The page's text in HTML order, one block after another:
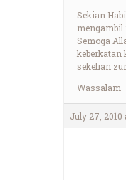
Sekian
mengambil
Semoga
keberkatan
sekelian
Wassalam
July 27, 2010